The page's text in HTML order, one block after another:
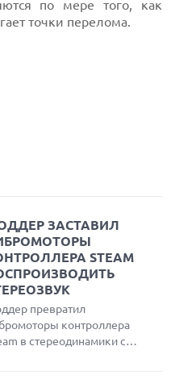
по мере того, как
точки перелома.
ЗАСТАВИЛ
STEAM
превратил
контроллера
в стереодинамики с